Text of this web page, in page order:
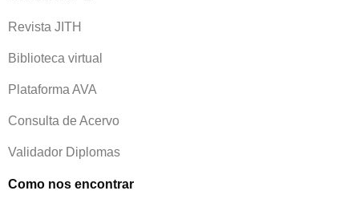
Revista JITH
Biblioteca virtual
Plataforma AVA
Consulta de Acervo
Validador Diplomas
Como nos encontrar